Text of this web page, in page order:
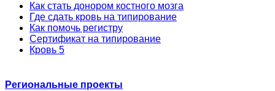
Как стать донором костного мозга
Где сдать кровь на типирование
Как помочь регистру
Сертификат на типирование
Кровь 5
Региональные проекты